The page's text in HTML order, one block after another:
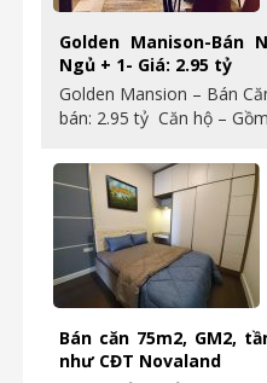
Golden Manison-Bán
Ngủ + 1- Giá: 2.95 tỷ
Golden Mansion – Bán
bán: 2.95 tỷ Căn hộ –
Bán căn 75m2, GM2,
như CĐT Novaland